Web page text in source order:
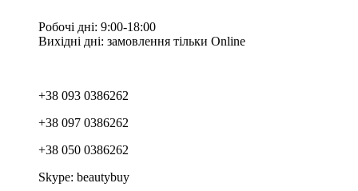
Робочі дні: 9:00-18:00
Вихідні дні: замовлення тільки Online
+38 093 0386262
+38 097 0386262
+38 050 0386262
Skype: beautybuy